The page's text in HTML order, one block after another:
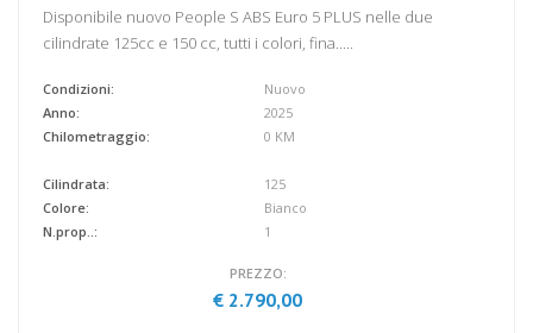
Disponibile nuovo People S ABS Euro 5 PLUS nelle due
cilindrate 125cc e 150 cc, tutti i colori, fina.....
Condizioni:
Anno:
Chilometraggio:
Nuovo
2025
0 KM
Cilindrata:
Colore:
N.prop..:
125
Bianco
1
PREZZO:
€ 2.790,00